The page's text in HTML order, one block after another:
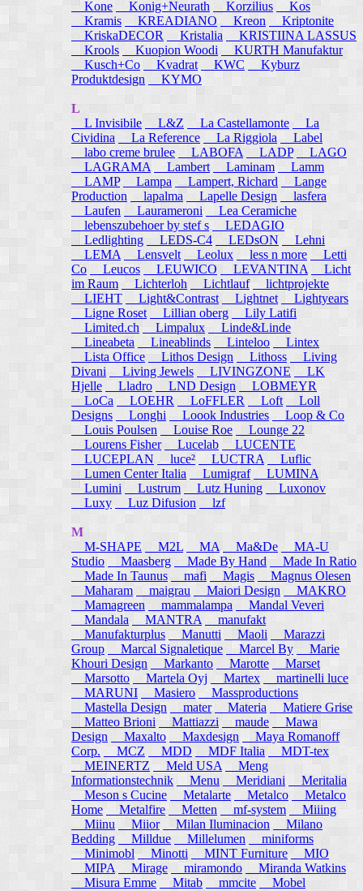
Kone
Konig+Neurath Korzilius
Kos
Kramis
KREADIANO Kreon
Kriptonite
KriskaDECOR
Kristalia
KRISTIINA LASSUS
Krools
Kuopion Woodi
KURTH Manufaktur
Kusch+Co
Kvadrat KWC
Kyburz
Produktdesign
KYMO
L
L Invisibile
L&Z La Castellamonte
La
Cividina
La Reference La Riggiola
Label
labo creme brulee
LABOFA LADP
LAGO
LAGRAMA
Lambert Laminam
Lamm
LAMP
Lampa Lampert, Richard
Lange
Production
lapalma Lapelle Design
lasfera
Laufen
Laurameroni
Lea Ceramiche
lebenszubehoer by stef s
LEDAGIO
Ledlighting
LEDS-C4 LEDsON
Lehni
LEMA
Lensvelt Leolux less n more
Letti
Co
Leucos LEUWICO LEVANTINA
Licht
im Raum
Lichterloh Lichtlauf lichtprojekte
LIEHT
Light&Contrast Lightnet
Lightyears
Ligne Roset
Lillian oberg
Lily Latifi
Limited.ch
Limpalux
Linde&Linde
Lineabeta
Lineablinds Linteloo
Lintex
Lista Office Lithos Design Lithoss
Living
Divani
Living Jewels LIVINGZONE
LK
Hjelle
Lladro LND Design
LOBMEYR
LoCa
LOEHR LoFFLER Loft
Loll
Designs
Longhi Loook Industries
Loop & Co
Louis Poulsen
Louise Roe
Lounge 22
Lourens Fisher
Lucelab
LUCENTE
LUCEPLAN
luce² LUCTRA
Luflic
Lumen Center Italia
Lumigraf
LUMINA
Lumini
Lustrum Lutz Huning
Luxonov
Luxy
Luz Difusion lzf
M
M-SHAPE
M2L MA Ma&De
MA-U
Studio
Maasberg Made By Hand
Made In Ratio
Made In Taunus
mafi Magis
Magnus Olesen
Maharam
maigrau Maiori Design
MAKRO
Mamagreen
mammalampa
Mandal Veveri
Mandala
MANTRA
manufakt
Manufakturplus
Manutti Maoli
Marazzi
Group
Marcal Signaletique Marcel By
Marie
Khouri Design
Markanto Marotte
Marset
Marsotto
Martela Oyj Martex
martinelli luce
MARUNI
Masiero
Massproductions
Mastella Design
mater Materia
Matiere Grise
Matteo Brioni
Mattiazzi maude
Mawa
Design
Maxalto Maxdesign
Maya Romanoff
Corp.
MCZ MDD MDF Italia
MDT-tex
MEINERTZ
Meld USA
Meng
Informationstechnik
Menu Meridiani
Meritalia
Meson s Cucine
Metalarte Metalco
Metalco
Home Metalfire Metten mf-system
Miiing
Miinu
Miior Milan Iluminacion
Milano
Bedding
Milldue Millelumen
miniforms
Minimobl Minotti MINT Furniture
MIO
MIPA
Mirage miramondo
Miranda Watkins
Misura Emme
Mitab mmcite
Mobel